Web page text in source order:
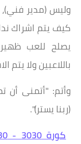
وليس (مدير
كيف يتم اشراك
يصلح للعب
باللاعبين ولا يتم
وأتم: "أتمنى أن
(ربنا يستر)".
كورة 3030 - kora3030